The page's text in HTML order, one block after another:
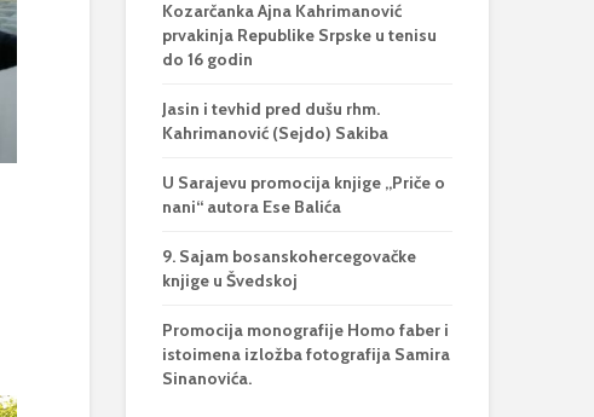
Kozarčanka Ajna Kahrimanović
prvakinja Republike Srpske u tenisu
do 16 godin
Jasin i tevhid pred dušu rhm.
Kahrimanović (Sejdo) Sakiba
U Sarajevu promocija knjige „Priče o
nani“ autora Ese Balića
9. Sajam bosanskohercegovačke
knjige u Švedskoj
Promocija monografije Homo faber i
istoimena izložba fotografija Samira
Sinanovića.